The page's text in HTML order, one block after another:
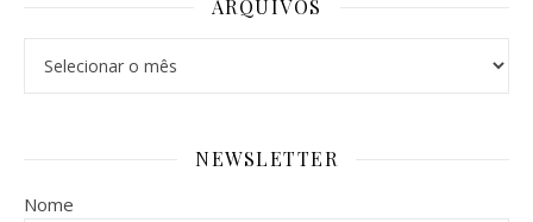
ARQUIVOS
NEWSLETTER
Nome